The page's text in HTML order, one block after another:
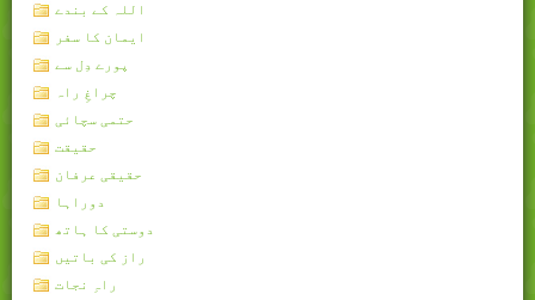
اللہ کے بندے
ایمان کا سفر
پورے دِل سے
چراغِ راہ
حتمی سچائی
حقیقت
حقیقی عرفان
دوراہا
دوستی کا ہاتھ
راز کی باتیں
راہِ نجات